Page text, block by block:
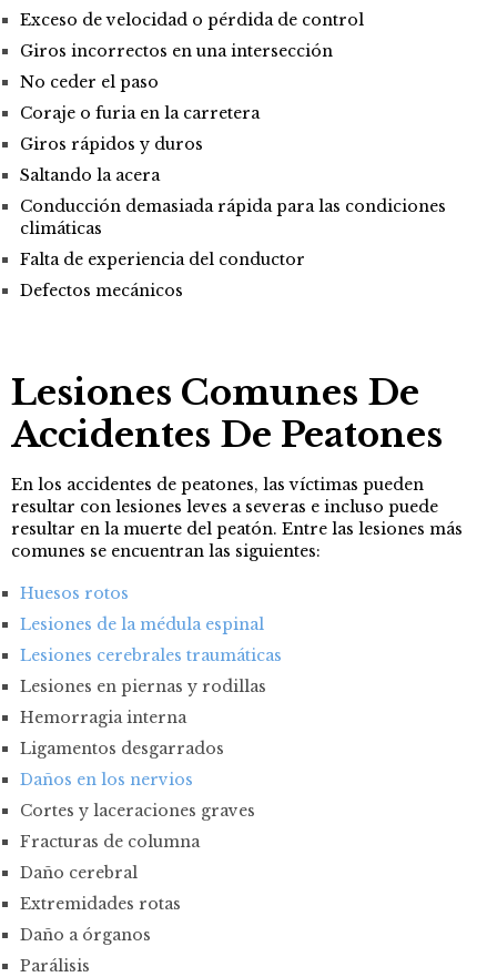
Exceso de velocidad o pérdida de control
Giros incorrectos en una intersección
No ceder el paso
Coraje o furia en la carretera
Giros rápidos y duros
Saltando la acera
Conducción demasiada rápida para las condiciones
climáticas
Falta de experiencia del conductor
Defectos mecánicos
Lesiones Comunes De
Accidentes De Peatones
En los accidentes de peatones, las víctimas pueden
resultar con lesiones leves a severas e incluso puede
resultar en la muerte del peatón. Entre las lesiones más
comunes se encuentran las siguientes:
Huesos rotos
Lesiones de la médula espinal
Lesiones cerebrales traumáticas
Lesiones en piernas y rodillas
Hemorragia interna
Ligamentos desgarrados
Daños en los nervios
Cortes y laceraciones graves
Fracturas de columna
Daño cerebral
Extremidades rotas
Daño a órganos
Parálisis